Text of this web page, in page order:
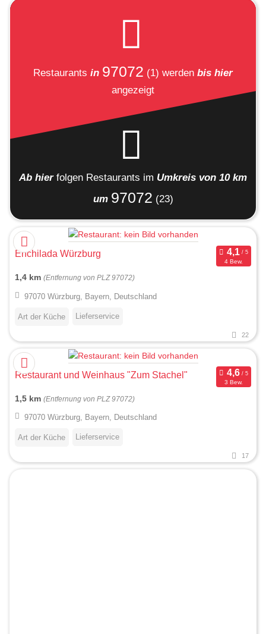
Restaurants in 97072 (1) werden bis hier
angezeigt
Ab hier folgen Restaurants im Umkreis von 10 km
um 97072 (23)
Enchilada Würzburg
4 Bew.
1,4 km (Entfernung von PLZ 97072)
97070 Würzburg, Bayern, Deutschland
Art der Küche Lieferservice
22
Restaurant und Weinhaus "Zum Stachel"
3 Bew.
1,5 km (Entfernung von PLZ 97072)
97070 Würzburg, Bayern, Deutschland
Art der Küche Lieferservice
17